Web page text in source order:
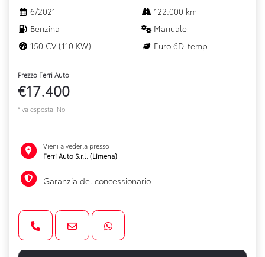
6/2021
122.000 km
Benzina
Manuale
150 CV (110 KW)
Euro 6D-temp
Prezzo Ferri Auto
€17.400
*Iva esposta: No
Vieni a vederla presso
Ferri Auto S.r.l. (Limena)
Garanzia del concessionario